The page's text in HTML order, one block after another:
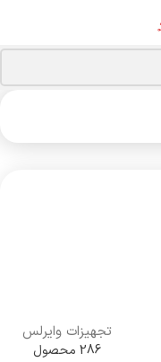
تجهیزات وایرلس
286 محصول